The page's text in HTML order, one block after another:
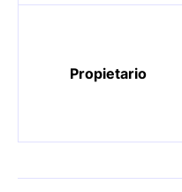
Propietario